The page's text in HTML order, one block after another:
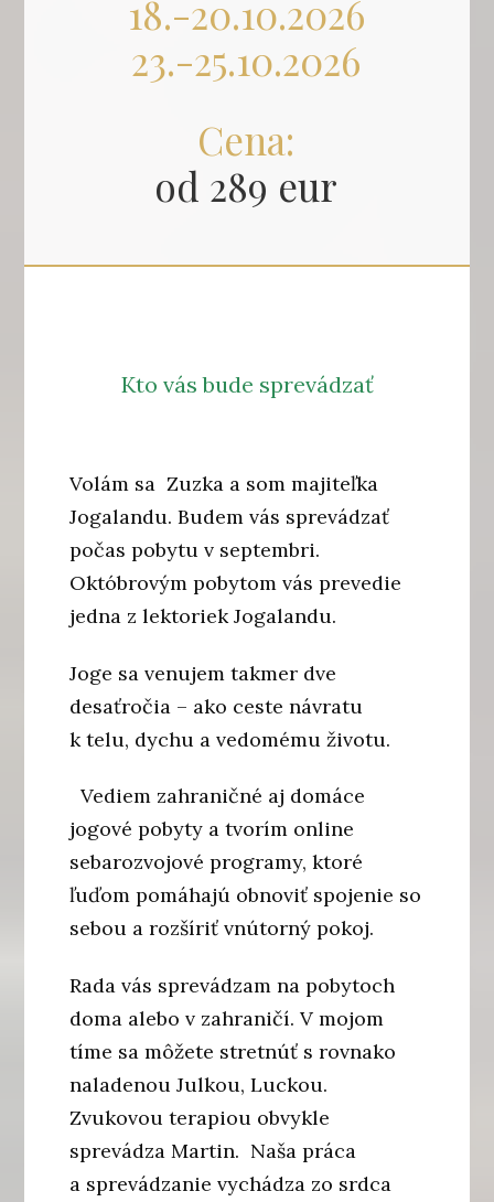
18.-20.10.2026
23.-25.10.2026
Cena:
od 289 eur
Kto vás bude sprevádzať
Volám sa Zuzka a som majiteľka
Jogalandu. Budem vás sprevádzať
počas pobytu v septembri.
Októbrovým pobytom vás prevedie
jedna z lektoriek Jogalandu.
Joge sa venujem takmer dve
desaťročia – ako ceste návratu
k telu, dychu a vedomému životu.
Vediem zahraničné aj domáce
jogové pobyty a tvorím online
sebarozvojové programy, ktoré
ľuďom pomáhajú obnoviť spojenie so
sebou a rozšíriť vnútorný pokoj.
Rada vás sprevádzam na pobytoch
doma alebo v zahraničí. V mojom
tíme sa môžete stretnúť s rovnako
naladenou Julkou, Luckou.
Zvukovou terapiou obvykle
sprevádza Martin. Naša práca
a sprevádzanie vychádza zo srdca